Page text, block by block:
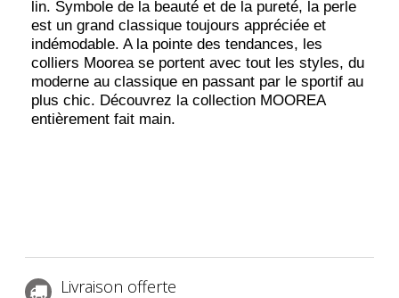
lin. Symbole de la beauté et de la pureté, la perle
est un grand classique toujours appréciée et
indémodable. A la pointe des tendances, les
colliers Moorea se portent avec tout les styles, du
moderne au classique en passant par le sportif au
plus chic. Découvrez la collection MOOREA
entièrement fait main.
Livraison offerte